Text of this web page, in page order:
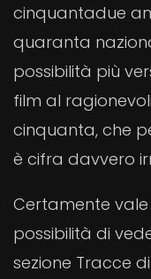
cinquantadue
quaranta
possibilità più
film al
cinquanta, che
è cifra davvero
Certamente
possibilità di
sezione Tracce